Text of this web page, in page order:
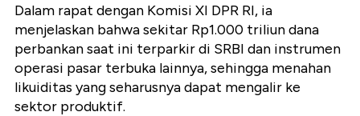
Dalam rapat dengan Komisi XI DPR RI, ia
menjelaskan bahwa sekitar Rp1.000 triliun dana
perbankan saat ini terparkir di SRBI dan instrumen
operasi pasar terbuka lainnya, sehingga menahan
likuiditas yang seharusnya dapat mengalir ke
sektor produktif.